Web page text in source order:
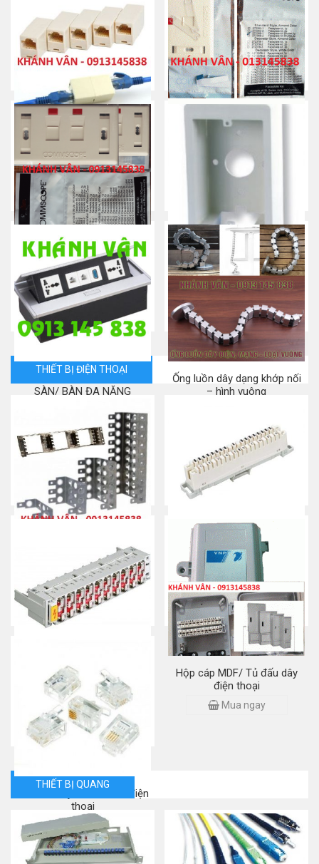
Đầu chụp/ Đầu boot/ Boot
Colour/ Plug Boot
Mua ngay
Patch cord Cat 5e/ Dây nhảy
mạng
Mua ngay
Đầu nối RJ45 Cat 5E/ Cat 6 –
Connector/ Domino
Mua ngay
Mặt nạ mạng/ điện thoại/
Faceplate – 1 port
Mua ngay
Mặt nạ mạng/ điện thoại/
Faceplate – 2 port
Mua ngay
Đế nổi/ Hộp Box/ Back box/
Surface Box
Mua ngay
SINOAMIGO – ĐẾ/ Ổ ÂM
SÀN/ BÀN ĐA NĂNG
Ống luồn dây dạng khớp nối
– hình vuông
THIẾT BỊ ĐIỆN THOẠI
Đế cài phím/ phiến inox
10/20/30/50/150 (15 WAY)
Mua ngay
Phiến đấu dây Krone 10 Pair
Mua ngay
Phiến chống sét cho line
điện thoại 10 đôi
Mua ngay
Hộp cáp MDF/ Tủ đấu dây
điện thoại
Mua ngay
Đầu bấm Rj11/ Đầu line điện
thoại
Mua ngay
THIẾT BỊ QUANG